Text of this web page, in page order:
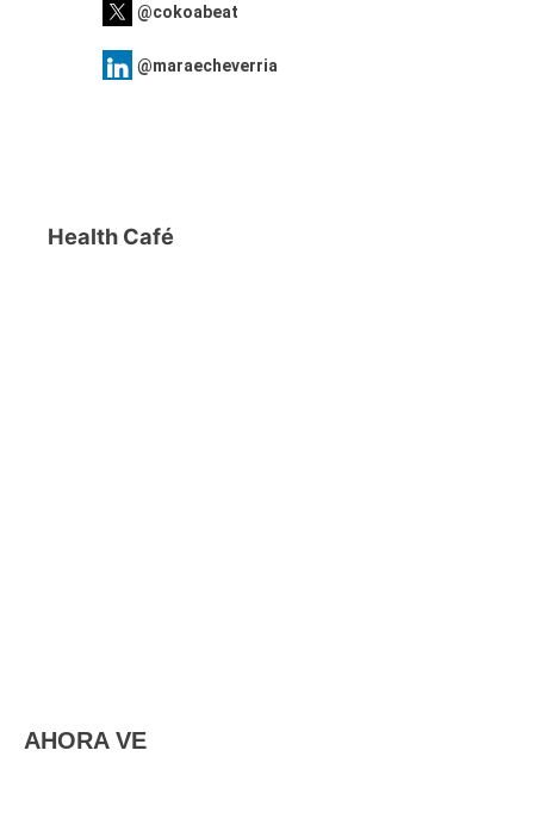
@cokoabeat
@maraecheverria
Health Café
AHORA VE